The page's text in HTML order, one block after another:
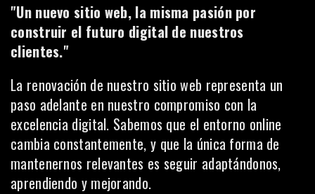
"Un nuevo sitio web, la misma pasión por
construir el futuro digital de nuestros
clientes."
La renovación de nuestro sitio web representa un
paso adelante en nuestro compromiso con la
excelencia digital. Sabemos que el entorno online
cambia constantemente, y que la única forma de
mantenernos relevantes es seguir adaptándonos,
aprendiendo y mejorando.